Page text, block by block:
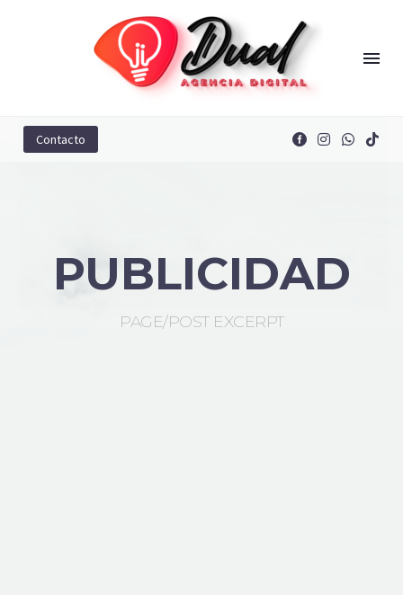
Contacto
PUBLICIDAD
PAGE/POST EXCERPT